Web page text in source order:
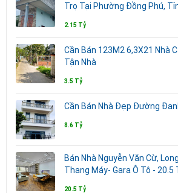
Trọ Tại Phường Đồng Phú,
2.15 Tỷ
Cần Bán 123M2 6,3X21 Nhà
Tận Nhà
3.5 Tỷ
Cần Bán Nhà Đẹp Đường
8.6 Tỷ
Bán Nhà Nguyễn Văn Cừ,
Thang Máy- Gara Ô Tô - 20.5
20.5 Tỷ